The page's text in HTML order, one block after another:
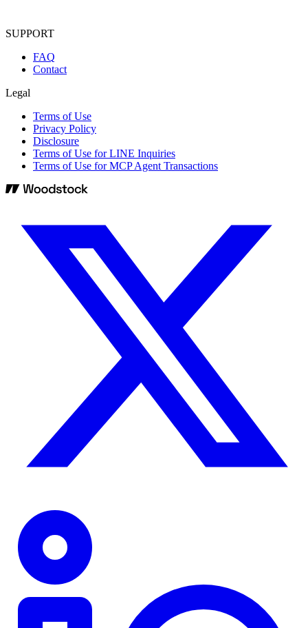
SUPPORT
FAQ
Contact
Legal
Terms of Use
Privacy Policy
Disclosure
Terms of Use for LINE Inquiries
Terms of Use for MCP Agent Transactions